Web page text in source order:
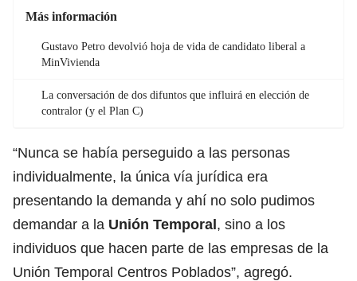
Más información
Gustavo Petro devolvió hoja de vida de candidato liberal a
MinVivienda
La conversación de dos difuntos que influirá en elección de
contralor (y el Plan C)
“Nunca se había perseguido a las personas
individualmente, la única vía jurídica era
presentando la demanda y ahí no solo pudimos
demandar a la Unión Temporal, sino a los
individuos que hacen parte de las empresas de la
Unión Temporal Centros Poblados”, agregó.